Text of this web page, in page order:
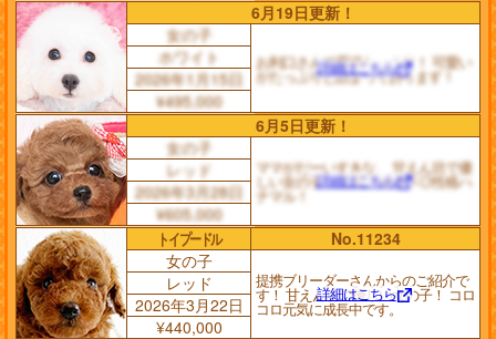
6月19日更新！
女の子
お利口さんで愛嬌たっぷり！ 可愛い
がたっぷりと詰まっております！
詳細はこちら
ホワイト
2026年1月15日
¥495,000
6月5日更新！
女の子
ママがだーいすきな、 甘えん坊で優
しい女の子！ 毛量◎健康さ◎性格ハ
ナマル！
詳細はこちら
レッド
2026年3月28日
¥605,000
トイプードル
No.11234
女の子
提携ブリーダーさんからのご紹介で
す！ 甘えん坊で優しい女の子！ コロ
コロ元気に成長中です。
詳細はこちら
レッド
2026年3月22日
¥440,000